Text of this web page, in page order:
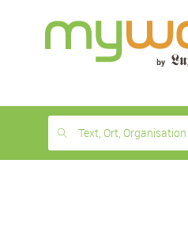
month
free
Text, Ort, Organisation